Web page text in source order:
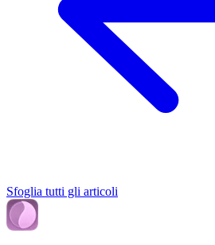
Sfoglia tutti gli articoli